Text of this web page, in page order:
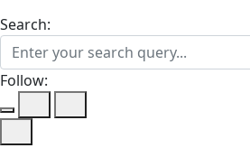
Search:
Follow: